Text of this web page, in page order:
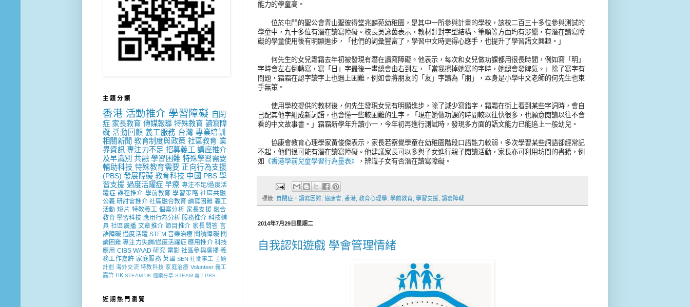
能力的學童高。
位於屯門的聖公會青山聖彼得堂兆麟苑幼稚園，是其中一所參與計畫的學校，該校二百三十多位參與測試的
學童中，九十多位有潛在讀寫障礙。校長吳詠茵表示，教材針對字型結構、筆順等方面均有涉獵，有潛在讀寫障
礙的學童使用後有明顯進步，「他們的詞彙豐富了，學習中文時更得心應手，也提升了學習語文興趣。」
何先生的女兒霜霜去年初被發現有潛在讀寫障礙。他表示，每次和女兒做功課都用很長時間，例如寫「明」
字時會左右倒轉寫，寫「日」字最後一畫總會由右到左，「當我擦掉她寫的字時，她總會發脾氣。」除了寫字有
問題，霜霜在認字讀字上也遇上困難，例如會將朋友的「友」字讀為「朋」，本身是小學中文老師的何先生也束
手無策。
使用學校提供的教材後，何先生發現女兒有明顯進步，除了減少寫錯字，霜霜在街上看到某些字詞時，會自
己配其他字組成新詞語，也會懂一些較困難的生字，「現在她做功課的時間較以往快很多，也願意閱讀以往不會
看的中文故事書。」霜霜新學年升讀小一，今年初再進行測試時，發現多方面的語文能力已能追上一般幼兒。
協康會教育心理學家黃俊傑表示，家長若察覺學童在幼稚園階段口語能力較弱，多次學習某些詞語卻經常記
不起，他們很可能有潛在讀寫障礙。他建議家長可以多與子女進行親子閱讀活動，家長亦可利用坊間的書籍，例
如 《香港學前兒童學習行為量表》 ，辨識子女有否潛在讀寫障礙。
標籤: 自閉症，讀寫困難, 協康會, 香港, 教育心理學, 學前教育, 學習支援, 讀寫障礙
2014年7月29日星期二
自我認知遊戲 學會管理情緒
主 題 分 類
香港 活動推介 學習障礙 自閉
症 家長教育 傳媒報導 特殊教育 讀寫障
礙 活動回顧 義工服務 台灣 專業培訓
相關新聞 教育制度與政策 社區教育 業
界資訊 專注力不足 招募義工 講座推介
及早識別 共融 學習困難 特殊學習需要
輔助科技 特殊教育需要 正向行為支援
(PBS) 發展障礙 教育科技 中國 PBS 學
習支援 過度活躍症 早療 專注不足/過度活
躍症 課程推介 學前教育 學習策略 社區共融
公義 研討會推介 社區融合教育 讀寫困難 義工
活動 短片 特教義工 個案分析 家長支援 融合
教育 學習科技 應用行為分析 服務推介 科技輔
具 社區廣播 文章推介 節目推介 家長問答 言
語障礙 過度活躍 STEM 音樂治療 閱讀障礙 閱
讀困難 專注力失調/過度活躍症 應用推介 科技
應用 CIBS WAAD 研究 電影 社區參與廣播 義
務工作嘉許 家庭服務 英國 SEN 社關事工 主題
計劃 海外交流 特教科技 家庭治療 Volunteer 義工
嘉許 HK STEAM UK 個案分享 STEAM 義工PBS
近 期 熱 門 瀏 覽